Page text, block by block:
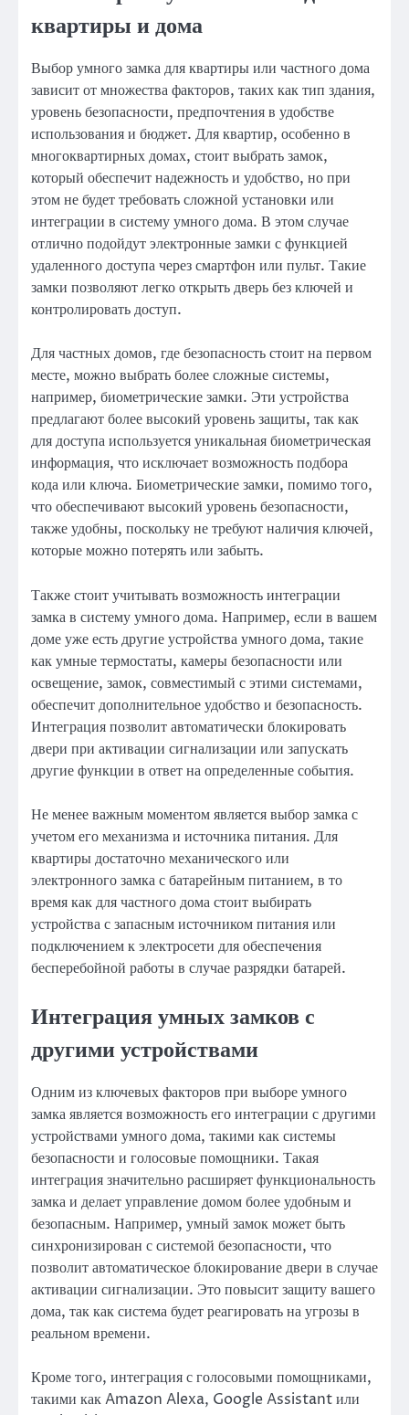
квартиры и дома
Выбор умного замка для квартиры или частного дома
зависит от множества факторов, таких как тип здания,
уровень безопасности, предпочтения в удобстве
использования и бюджет. Для квартир, особенно в
многоквартирных домах, стоит выбрать замок,
который обеспечит надежность и удобство, но при
этом не будет требовать сложной установки или
интеграции в систему умного дома. В этом случае
отлично подойдут электронные замки с функцией
удаленного доступа через смартфон или пульт. Такие
замки позволяют легко открыть дверь без ключей и
контролировать доступ.
Для частных домов, где безопасность стоит на первом
месте, можно выбрать более сложные системы,
например, биометрические замки. Эти устройства
предлагают более высокий уровень защиты, так как
для доступа используется уникальная биометрическая
информация, что исключает возможность подбора
кода или ключа. Биометрические замки, помимо того,
что обеспечивают высокий уровень безопасности,
также удобны, поскольку не требуют наличия ключей,
которые можно потерять или забыть.
Также стоит учитывать возможность интеграции
замка в систему умного дома. Например, если в вашем
доме уже есть другие устройства умного дома, такие
как умные термостаты, камеры безопасности или
освещение, замок, совместимый с этими системами,
обеспечит дополнительное удобство и безопасность.
Интеграция позволит автоматически блокировать
двери при активации сигнализации или запускать
другие функции в ответ на определенные события.
Не менее важным моментом является выбор замка с
учетом его механизма и источника питания. Для
квартиры достаточно механического или
электронного замка с батарейным питанием, в то
время как для частного дома стоит выбирать
устройства с запасным источником питания или
подключением к электросети для обеспечения
бесперебойной работы в случае разрядки батарей.
Интеграция умных замков с
другими устройствами
Одним из ключевых факторов при выборе умного
замка является возможность его интеграции с другими
устройствами умного дома, такими как системы
безопасности и голосовые помощники. Такая
интеграция значительно расширяет функциональность
замка и делает управление домом более удобным и
безопасным. Например, умный замок может быть
синхронизирован с системой безопасности, что
позволит автоматическое блокирование двери в случае
активации сигнализации. Это повысит защиту вашего
дома, так как система будет реагировать на угрозы в
реальном времени.
Кроме того, интеграция с голосовыми помощниками,
такими как Amazon Alexa, Google Assistant или